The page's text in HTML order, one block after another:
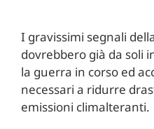
I gravissimi segnali
dovrebbero già da soli
la guerra in corso ed
necessari a ridurre
emissioni climalteranti.